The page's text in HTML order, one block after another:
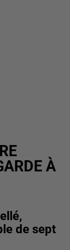
À
de sept